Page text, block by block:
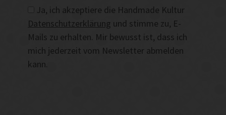
Ja, ich akzeptiere die Handmade Kultur
Datenschutzerklärung und stimme zu, E-
Mails zu erhalten. Mir bewusst ist, dass ich
mich jederzeit vom Newsletter abmelden
kann.